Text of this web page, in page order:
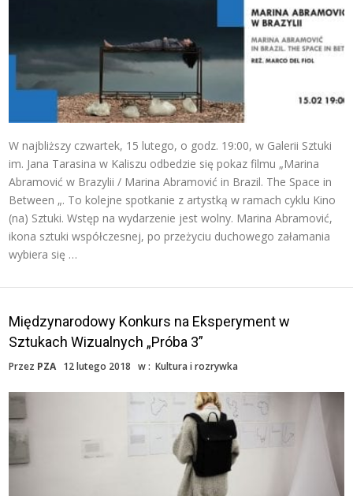
W najbliższy czwartek, 15 lutego, o godz. 19:00, w Galerii Sztuki
im. Jana Tarasina w Kaliszu odbedzie się pokaz filmu „Marina
Abramović w Brazylii / Marina Abramović in Brazil. The Space in
Between „. To kolejne spotkanie z artystką w ramach cyklu Kino
(na) Sztuki. Wstęp na wydarzenie jest wolny. Marina Abramović,
ikona sztuki współczesnej, po przeżyciu duchowego załamania
wybiera się …
Międzynarodowy Konkurs na Eksperyment w
Sztukach Wizualnych „Próba 3”
Przez PZA 12 lutego 2018 w :Kultura i rozrywka